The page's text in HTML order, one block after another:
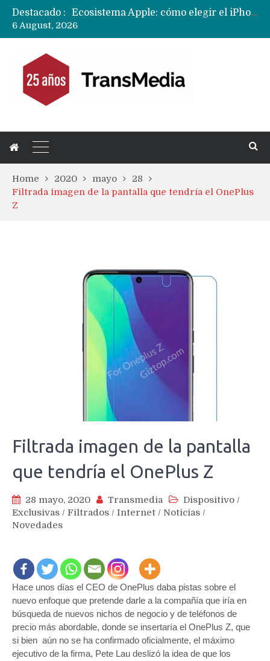
Destacado :
Nuevas filtraciones del Mate 90 Pro Max apuntan a potenciar las cámaras y pantalla OLED doble capa
6 August, 2026
Home 2020 mayo
28
Filtrada imagen de la pantalla que tendría el OnePlus
Z
Filtrada imagen de la pantalla
que tendría el OnePlus Z
28 mayo, 2020 Transmedia Dispositivo /
Exclusivas / Filtrados / Internet / Noticias /
Novedades
Hace unos días el CEO de OnePlus daba pistas sobre el
nuevo enfoque que pretende darle a la compañía que iría en
búsqueda de nuevos nichos de negocio y de teléfonos de
precio más abordable, donde se insertaría el OnePlus Z, que
si bien aún no se ha confirmado oficialmente, el máximo
ejecutivo de la firma, Pete Lau deslizó la idea de que los